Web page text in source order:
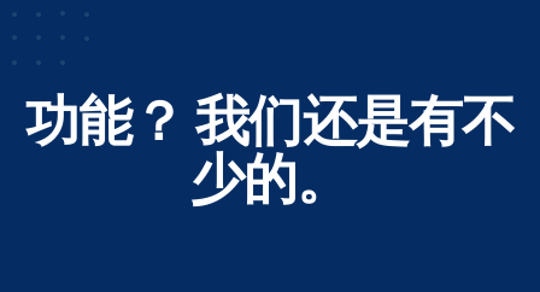
功能？ 我们还是有不
少的。